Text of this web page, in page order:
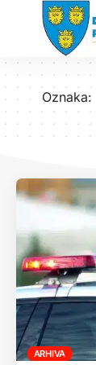
Oznaka:
ARHIVA